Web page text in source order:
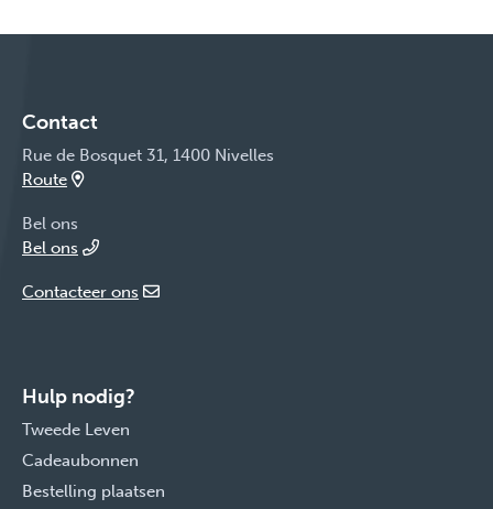
Contact
Rue de Bosquet 31, 1400 Nivelles
Route
Bel ons
Bel ons
Contacteer ons
Hulp nodig?
Tweede Leven
Cadeaubonnen
Bestelling plaatsen